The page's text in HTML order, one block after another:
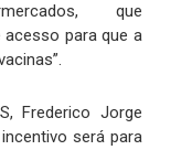
que
para que a
Frederico Jorge
será para